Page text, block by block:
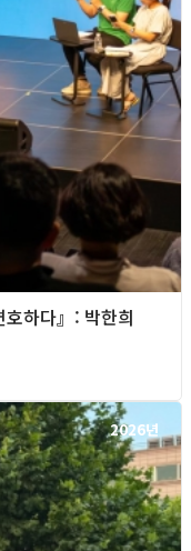
하다』: 박한희
2026년